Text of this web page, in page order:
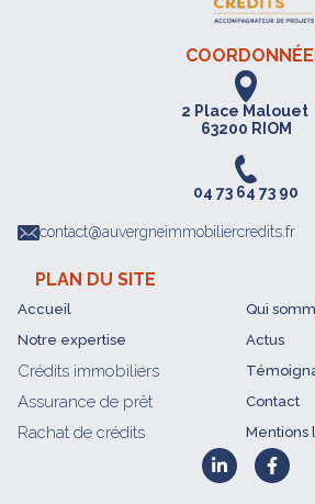
2 Place Malouet
63200 RIOM
04 73 64 73 90
contact@auvergneimmobiliercredits.fr
PLAN DU SITE
Accueil
Notre expertise
Crédits immobiliers
Assurance de prêt
Rachat de crédits
Qui
Actus
Contact
Mentions